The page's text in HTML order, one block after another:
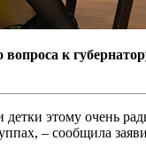
к
этому очень
– сообщила